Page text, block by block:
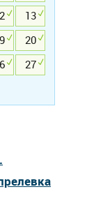
13
20
27